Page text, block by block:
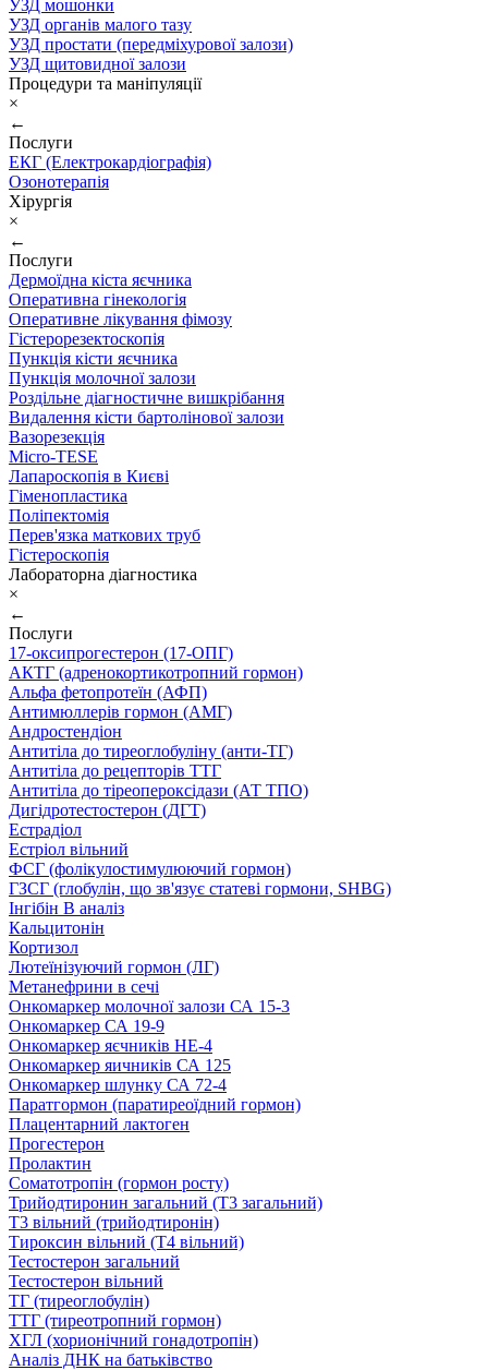
УЗД мошонки
УЗД органів малого тазу
УЗД простати (передміхурової залози)
УЗД щитовидної залози
Процедури та маніпуляції
×
←
Послуги
ЕКГ (Електрокардіографія)
Озонотерапія
Хірургія
×
←
Послуги
Дермоїдна кіста яєчника
Оперативна гінекологія
Оперативне лікування фімозу
Гістерорезектоскопія
Пункція кісти яєчника
Пункція молочної залози
Роздільне діагностичне вишкрібання
Видалення кісти бартолінової залози
Вазорезекція
Micro-TESE
Лапароскопія в Києві
Гіменопластика
Поліпектомія
Перев'язка маткових труб
Гістероскопія
Лабораторна діагностика
×
←
Послуги
17-оксипрогестерон (17-ОПГ)
АКТГ (адренокортикотропний гормон)
Альфа фетопротеїн (АФП)
Антимюллерів гормон (АМГ)
Андростендіон
Антитіла до тиреоглобуліну (анти-ТГ)
Антитіла до рецепторів ТТГ
Антитіла до тіреопероксідази (АТ ТПО)
Дигідротестостерон (ДГТ)
Естрадіол
Естріол вільний
ФСГ (фолікулостимулюючий гормон)
ГЗСГ (глобулін, що зв'язує статеві гормони, SHBG)
Інгібін B аналіз
Кальцитонін
Кортизол
Лютеїнізуючий гормон (ЛГ)
Метанефрини в сечі
Онкомаркер молочної залози СА 15-3
Онкомаркер СА 19-9
Онкомаркер яєчників НЕ-4
Онкомаркер яичників СА 125
Онкомаркер шлунку СА 72-4
Паратгормон (паратиреоїдний гормон)
Плацентарний лактоген
Прогестерон
Пролактин
Соматотропін (гормон росту)
Трийодтиронин загальний (Т3 загальний)
Т3 вільний (трийодтиронін)
Тироксин вільний (Т4 вільний)
Тестостерон загальний
Тестостерон вільний
ТГ (тиреоглобулін)
ТТГ (тиреотропний гормон)
ХГЛ (хорионічний гонадотропін)
Аналіз ДНК на батьківство